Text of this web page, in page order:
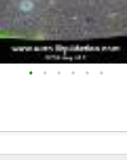
• • • • • •